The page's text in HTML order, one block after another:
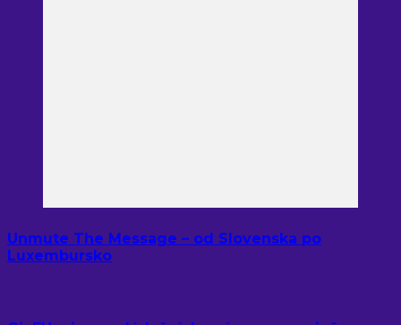
Unmute The Message – od Slovenska po
Luxembursko